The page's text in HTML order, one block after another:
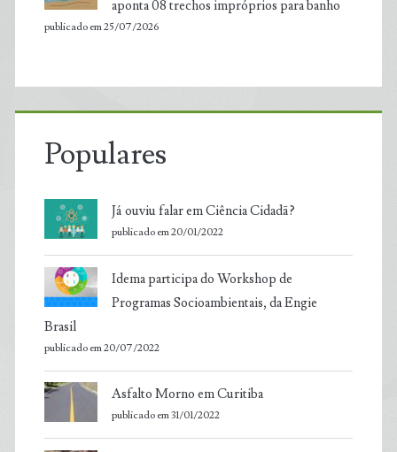
aponta 08 trechos impróprios para banho
publicado em 25/07/2026
Populares
Já ouviu falar em Ciência Cidadã?
publicado em 20/01/2022
Idema participa do Workshop de
Programas Socioambientais, da Engie
Brasil
publicado em 20/07/2022
Asfalto Morno em Curitiba
publicado em 31/01/2022